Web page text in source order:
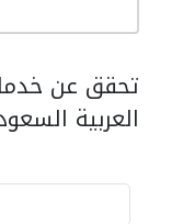
تحقق عن
العربية